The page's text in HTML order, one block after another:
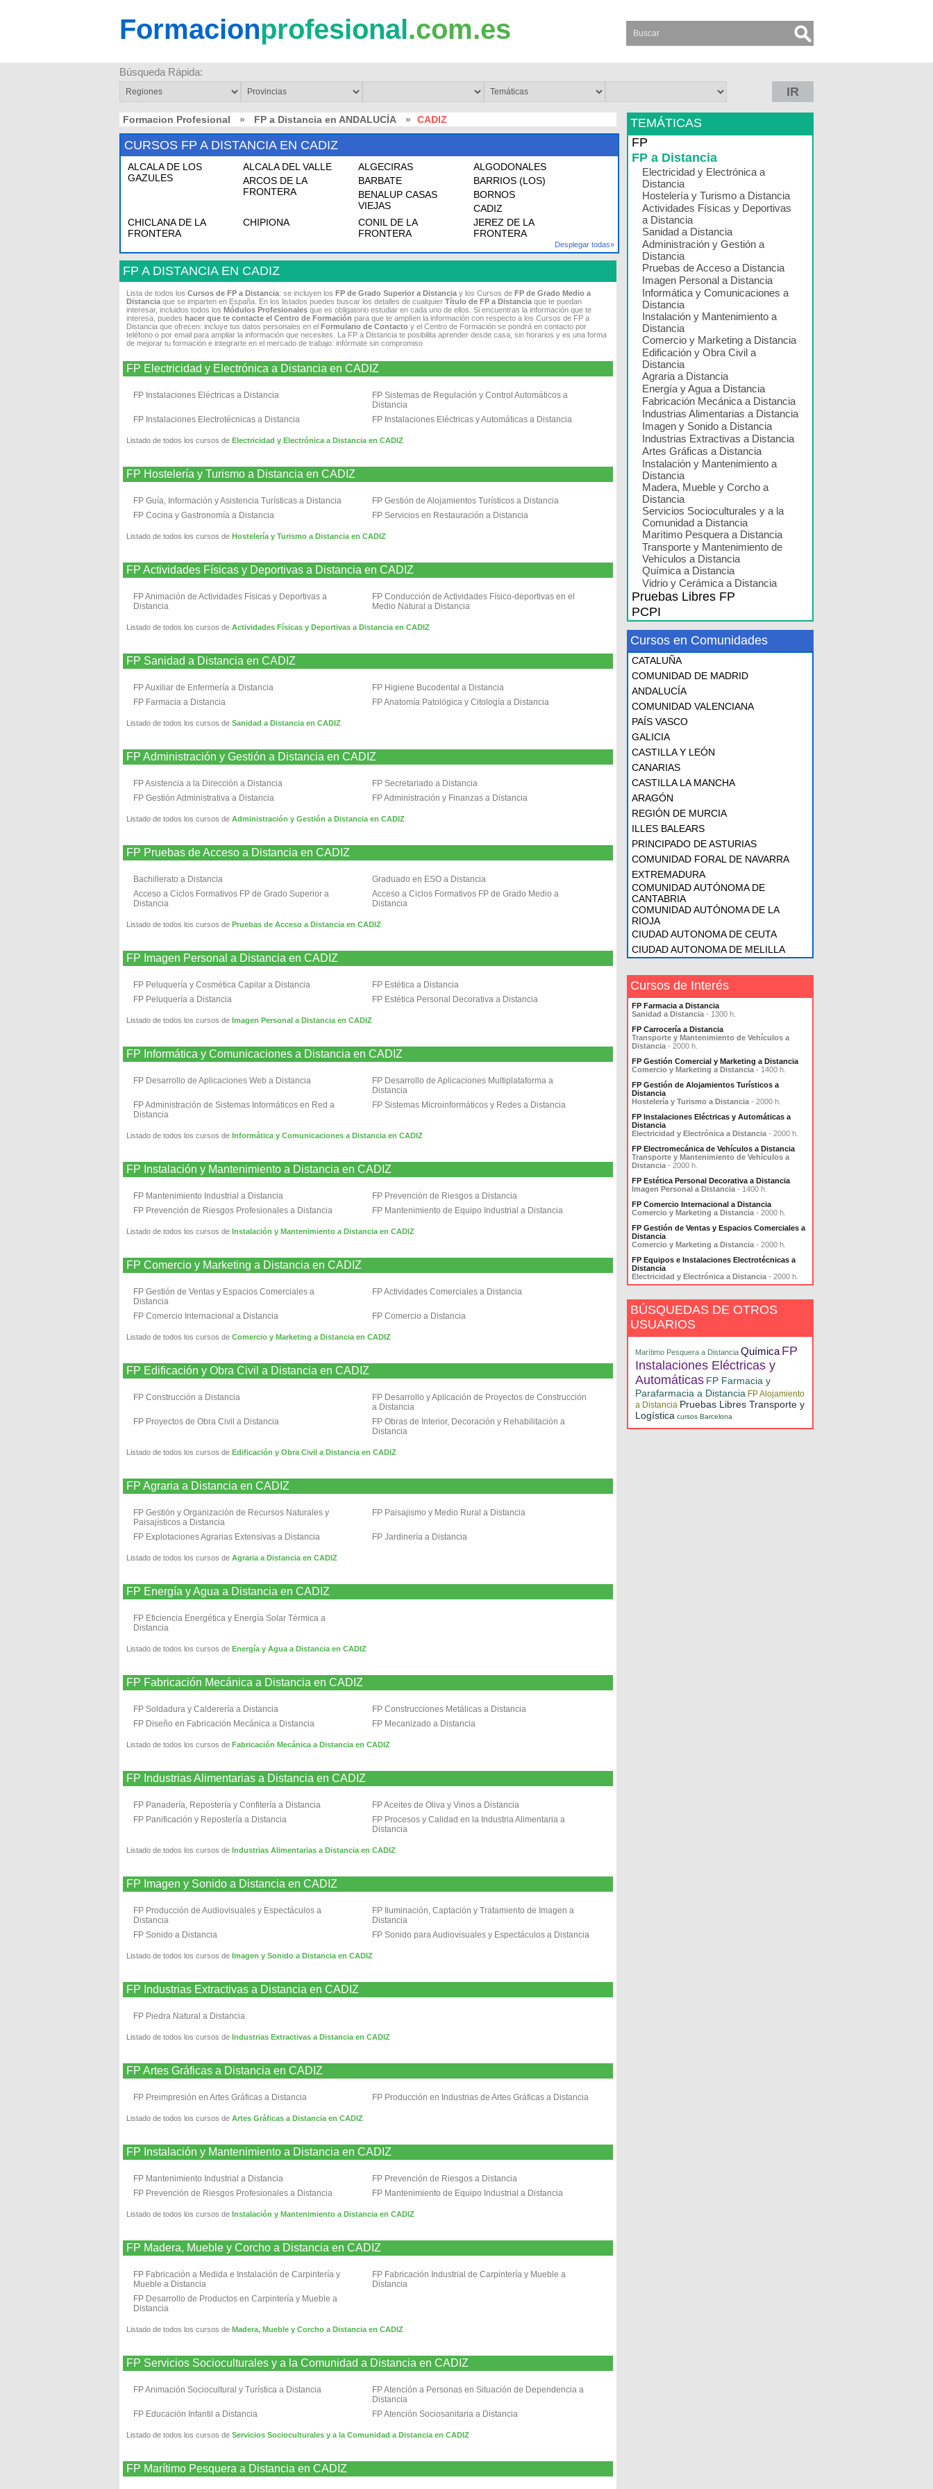
Formacionprofesional.com.es
Búsqueda Rápida:
IR
Formacion Profesional » FP a Distancia en ANDALUCÍA » CADIZ
CURSOS FP A DISTANCIA EN CADIZ
ALCALA DE LOS
GAZULES
ALCALA DEL VALLE ALGECIRAS
ALGODONALES
ARCOS DE LA
FRONTERA
BARBATE
BARRIOS (LOS)
BENALUP CASAS
VIEJAS
BORNOS
CADIZ
CHICLANA DE LA
FRONTERA
CHIPIONA
CONIL DE LA
FRONTERA
JEREZ DE LA
FRONTERA
Desplegar todas»
FP A DISTANCIA EN CADIZ
Lista de todos los Cursos de FP a Distancia: se incluyen los FP de Grado Superior a Distancia y los Cursos de FP de Grado Medio a
Distancia que se imparten en España. En los listados puedes buscar los detalles de cualquier Título de FP a Distancia que te puedan
interesar, incluidos todos los Módulos Profesionales que es obligatorio estudiar en cada uno de ellos. Si encuentras la información que te
interesa, puedes hacer que te contacte el Centro de Formación para que te amplíen la información con respecto a los Cursos de FP a
Distancia que ofrecen: incluye tus datos personales en el Formulario de Contacto y el Centro de Formación se pondrá en contacto por
teléfono o por email para ampliar la información que necesites. La FP a Distancia te posibilita aprender desde casa, sin horarios y es una forma
de mejorar tu formación e integrarte en el mercado de trabajo: infórmate sin compromiso
FP Electricidad y Electrónica a Distancia en CADIZ
FP Instalaciones Eléctricas a Distancia
FP Sistemas de Regulación y Control Automáticos a
Distancia
FP Instalaciones Electrotécnicas a Distancia
FP Instalaciones Eléctricas y Automáticas a Distancia
Listado de todos los cursos de Electricidad y Electrónica a Distancia en CADIZ
FP Hostelería y Turismo a Distancia en CADIZ
FP Guía, Información y Asistencia Turísticas a Distancia
FP Gestión de Alojamientos Turísticos a Distancia
FP Cocina y Gastronomía a Distancia
FP Servicios en Restauración a Distancia
Listado de todos los cursos de Hostelería y Turismo a Distancia en CADIZ
FP Actividades Físicas y Deportivas a Distancia en CADIZ
FP Animación de Actividades Físicas y Deportivas a
Distancia
FP Conducción de Actividades Físico-deportivas en el
Medio Natural a Distancia
Listado de todos los cursos de Actividades Físicas y Deportivas a Distancia en CADIZ
FP Sanidad a Distancia en CADIZ
FP Auxiliar de Enfermería a Distancia
FP Higiene Bucodental a Distancia
FP Farmacia a Distancia
FP Anatomía Patológica y Citología a Distancia
Listado de todos los cursos de Sanidad a Distancia en CADIZ
FP Administración y Gestión a Distancia en CADIZ
FP Asistencia a la Dirección a Distancia
FP Secretariado a Distancia
FP Gestión Administrativa a Distancia
FP Administración y Finanzas a Distancia
Listado de todos los cursos de Administración y Gestión a Distancia en CADIZ
FP Pruebas de Acceso a Distancia en CADIZ
Bachillerato a Distancia
Graduado en ESO a Distancia
Acceso a Ciclos Formativos FP de Grado Superior a
Distancia
Acceso a Ciclos Formativos FP de Grado Medio a
Distancia
Listado de todos los cursos de Pruebas de Acceso a Distancia en CADIZ
FP Imagen Personal a Distancia en CADIZ
FP Peluquería y Cosmética Capilar a Distancia
FP Estética a Distancia
FP Peluquería a Distancia
FP Estética Personal Decorativa a Distancia
Listado de todos los cursos de Imagen Personal a Distancia en CADIZ
FP Informática y Comunicaciones a Distancia en CADIZ
FP Desarrollo de Aplicaciones Web a Distancia
FP Desarrollo de Aplicaciones Multiplataforma a
Distancia
FP Administración de Sistemas Informáticos en Red a
Distancia
FP Sistemas Microinformáticos y Redes a Distancia
Listado de todos los cursos de Informática y Comunicaciones a Distancia en CADIZ
FP Instalación y Mantenimiento a Distancia en CADIZ
FP Mantenimiento Industrial a Distancia
FP Prevención de Riesgos a Distancia
FP Prevención de Riesgos Profesionales a Distancia
FP Mantenimiento de Equipo Industrial a Distancia
Listado de todos los cursos de Instalación y Mantenimiento a Distancia en CADIZ
FP Comercio y Marketing a Distancia en CADIZ
FP Gestión de Ventas y Espacios Comerciales a
Distancia
FP Actividades Comerciales a Distancia
FP Comercio Internacional a Distancia FP Comercio a Distancia
Listado de todos los cursos de Comercio y Marketing a Distancia en CADIZ
FP Edificación y Obra Civil a Distancia en CADIZ
FP Construcción a Distancia
FP Desarrollo y Aplicación de Proyectos de Construcción
a Distancia
FP Proyectos de Obra Civil a Distancia
FP Obras de Interior, Decoración y Rehabilitación a
Distancia
Listado de todos los cursos de Edificación y Obra Civil a Distancia en CADIZ
FP Agraria a Distancia en CADIZ
FP Gestión y Organización de Recursos Naturales y
Paisajísticos a Distancia
FP Paisajismo y Medio Rural a Distancia
FP Explotaciones Agrarias Extensivas a Distancia FP Jardinería a Distancia
Listado de todos los cursos de Agraria a Distancia en CADIZ
FP Energía y Agua a Distancia en CADIZ
FP Eficiencia Energética y Energía Solar Térmica a
Distancia
Listado de todos los cursos de Energía y Agua a Distancia en CADIZ
FP Fabricación Mecánica a Distancia en CADIZ
FP Soldadura y Calderería a Distancia
FP Construcciones Metálicas a Distancia
FP Diseño en Fabricación Mecánica a Distancia
FP Mecanizado a Distancia
Listado de todos los cursos de Fabricación Mecánica a Distancia en CADIZ
FP Industrias Alimentarias a Distancia en CADIZ
FP Panadería, Repostería y Confitería a Distancia
FP Aceites de Oliva y Vinos a Distancia
FP Panificación y Repostería a Distancia
FP Procesos y Calidad en la Industria Alimentaria a
Distancia
Listado de todos los cursos de Industrias Alimentarias a Distancia en CADIZ
FP Imagen y Sonido a Distancia en CADIZ
FP Producción de Audiovisuales y Espectáculos a
Distancia
FP Iluminación, Captación y Tratamiento de Imagen a
Distancia
FP Sonido a Distancia
FP Sonido para Audiovisuales y Espectáculos a Distancia
Listado de todos los cursos de Imagen y Sonido a Distancia en CADIZ
FP Industrias Extractivas a Distancia en CADIZ
FP Piedra Natural a Distancia
Listado de todos los cursos de Industrias Extractivas a Distancia en CADIZ
FP Artes Gráficas a Distancia en CADIZ
FP Preimpresión en Artes Gráficas a Distancia FP Producción en Industrias de Artes Gráficas a Distancia
Listado de todos los cursos de Artes Gráficas a Distancia en CADIZ
FP Instalación y Mantenimiento a Distancia en CADIZ
FP Mantenimiento Industrial a Distancia
FP Prevención de Riesgos a Distancia
FP Prevención de Riesgos Profesionales a Distancia
FP Mantenimiento de Equipo Industrial a Distancia
Listado de todos los cursos de Instalación y Mantenimiento a Distancia en CADIZ
FP Madera, Mueble y Corcho a Distancia en CADIZ
FP Fabricación a Medida e Instalación de Carpintería y
Mueble a Distancia
FP Fabricación Industrial de Carpintería y Mueble a
Distancia
FP Desarrollo de Productos en Carpintería y Mueble a
Distancia
Listado de todos los cursos de Madera, Mueble y Corcho a Distancia en CADIZ
FP Servicios Socioculturales y a la Comunidad a Distancia en CADIZ
FP Animación Sociocultural y Turística a Distancia
FP Atención a Personas en Situación de Dependencia a
Distancia
FP Educación Infantil a Distancia
FP Atención Sociosanitaria a Distancia
Listado de todos los cursos de Servicios Socioculturales y a la Comunidad a Distancia en CADIZ
FP Marítimo Pesquera a Distancia en CADIZ
TEMÁTICAS
FP
FP a Distancia
Electricidad y Electrónica a
Distancia
Hostelería y Turismo a Distancia
Actividades Físicas y Deportivas
a Distancia
Sanidad a Distancia
Administración y Gestión a
Distancia
Pruebas de Acceso a Distancia
Imagen Personal a Distancia
Informática y Comunicaciones a
Distancia
Instalación y Mantenimiento a
Distancia
Comercio y Marketing a Distancia
Edificación y Obra Civil a
Distancia
Agraria a Distancia
Energía y Agua a Distancia
Fabricación Mecánica a Distancia
Industrias Alimentarias a Distancia
Imagen y Sonido a Distancia
Industrias Extractivas a Distancia
Artes Gráficas a Distancia
Instalación y Mantenimiento a
Distancia
Madera, Mueble y Corcho a
Distancia
Servicios Socioculturales y a la
Comunidad a Distancia
Marítimo Pesquera a Distancia
Transporte y Mantenimiento de
Vehículos a Distancia
Química a Distancia
Vidrio y Cerámica a Distancia
Pruebas Libres FP
PCPI
Cursos en Comunidades
CATALUÑA
COMUNIDAD DE MADRID
ANDALUCÍA
COMUNIDAD VALENCIANA
PAÍS VASCO
GALICIA
CASTILLA Y LEÓN
CANARIAS
CASTILLA LA MANCHA
ARAGÓN
REGIÓN DE MURCIA
ILLES BALEARS
PRINCIPADO DE ASTURIAS
COMUNIDAD FORAL DE NAVARRA
EXTREMADURA
COMUNIDAD AUTÓNOMA DE
CANTABRIA
COMUNIDAD AUTÓNOMA DE LA
RIOJA
CIUDAD AUTONOMA DE CEUTA
CIUDAD AUTONOMA DE MELILLA
Cursos de Interés
FP Farmacia a Distancia
Sanidad a Distancia - 1300 h.
FP Carrocería a Distancia
Transporte y Mantenimiento de Vehículos a
Distancia - 2000 h.
FP Gestión Comercial y Marketing a Distancia
Comercio y Marketing a Distancia - 1400 h.
FP Gestión de Alojamientos Turísticos a
Distancia
Hostelería y Turismo a Distancia - 2000 h.
FP Instalaciones Eléctricas y Automáticas a
Distancia
Electricidad y Electrónica a Distancia - 2000 h.
FP Electromecánica de Vehículos a Distancia
Transporte y Mantenimiento de Vehículos a
Distancia - 2000 h.
FP Estética Personal Decorativa a Distancia
Imagen Personal a Distancia - 1400 h.
FP Comercio Internacional a Distancia
Comercio y Marketing a Distancia - 2000 h.
FP Gestión de Ventas y Espacios Comerciales a
Distancia
Comercio y Marketing a Distancia - 2000 h.
FP Equipos e Instalaciones Electrotécnicas a
Distancia
Electricidad y Electrónica a Distancia - 2000 h.
BÚSQUEDAS DE OTROS
USUARIOS
Marítimo Pesquera a Distancia Química FP
Instalaciones Eléctricas y
Automáticas FP Farmacia y
Parafarmacia a Distancia FP Alojamiento
a Distancia Pruebas Libres Transporte y
Logística cursos Barcelona